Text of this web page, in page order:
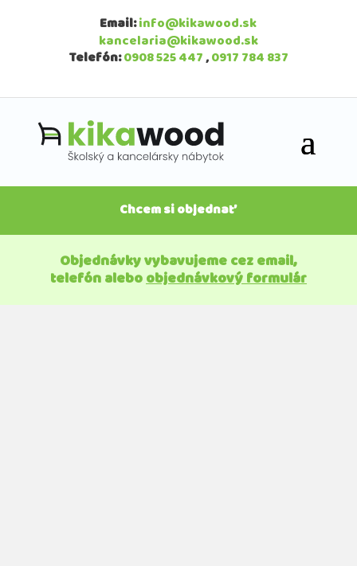
Email:info@kikawood.sk
kancelaria@kikawood.sk
Telefón:0908 525 447,0917 784 837
Chcem si objednať
Objednávky vybavujeme cez email,
telefón aleboobjednávkový formulár